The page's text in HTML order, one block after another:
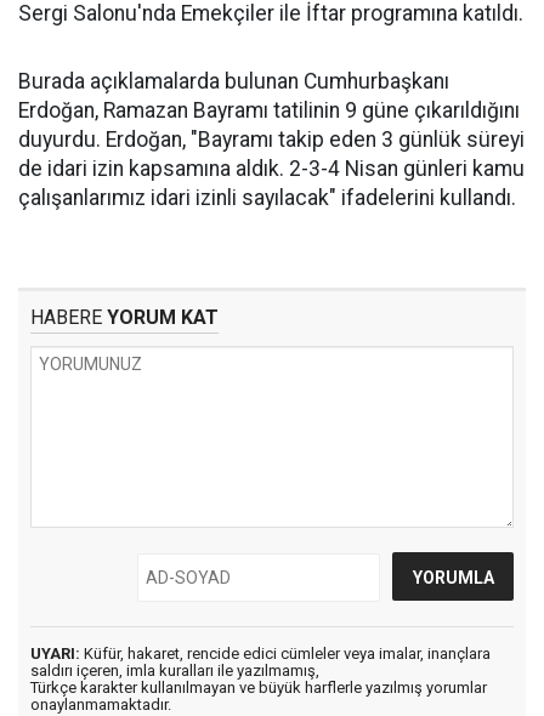
Sergi Salonu'nda Emekçiler ile İftar programına katıldı.
Burada açıklamalarda bulunan Cumhurbaşkanı
Erdoğan, Ramazan Bayramı tatilinin 9 güne çıkarıldığını
duyurdu. Erdoğan, "Bayramı takip eden 3 günlük süreyi
de idari izin kapsamına aldık. 2-3-4 Nisan günleri kamu
çalışanlarımız idari izinli sayılacak" ifadelerini kullandı.
HABERE YORUM KAT
UYARI: Küfür, hakaret, rencide edici cümleler veya imalar, inançlara
saldırı içeren, imla kuralları ile yazılmamış,
Türkçe karakter kullanılmayan ve büyük harflerle yazılmış yorumlar
onaylanmamaktadır.